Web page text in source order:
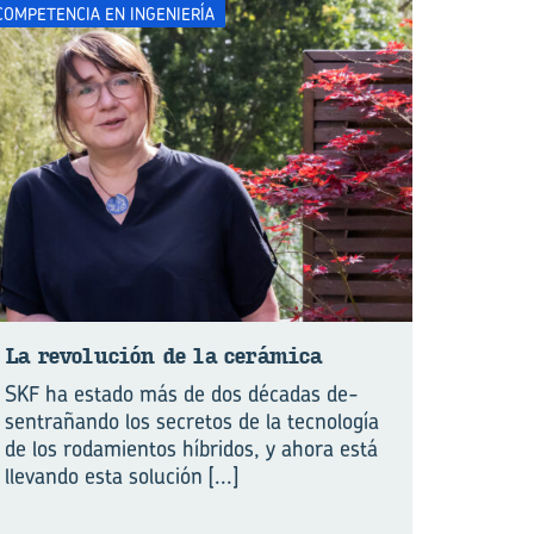
EN INGENIERÍA
La re­vo­lu­ción de la ce­rá­mi­ca
SKF ha estado más de dos décadas de­
sentrañando los secretos de la tecnología
de los rodamientos híbridos, y ahora está
llevando esta solución [...]